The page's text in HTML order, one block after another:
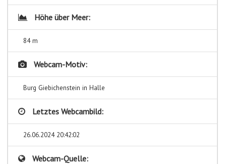
Höhe über Meer:
84 m
Webcam-Motiv:
Burg Giebichenstein in Halle
Letztes Webcambild:
26.06.2024 20:42:02
Webcam-Quelle: